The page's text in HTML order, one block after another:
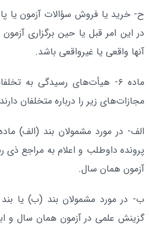
ح- خرید یا فروش سؤالات آزمون یا
در این امر قبل یا حین برگزاری
آنها واقعی یا غیرواقعی باشد.
ماده ۶- هیأت‌های رسیدگی به
مجازات‌های زیر را درباره متخلفان
پرونده داوطلب و اعلام به مراجع
آزمون همان سال.
گزینش علمی در آزمون همان سال و